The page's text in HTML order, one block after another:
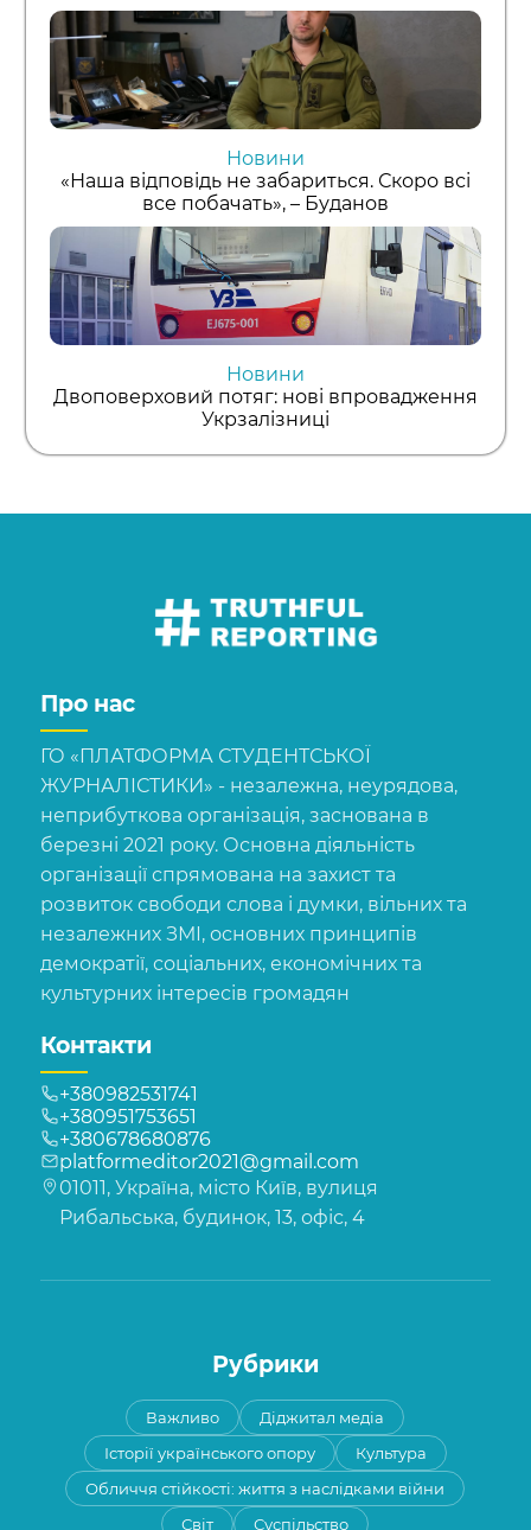
Новини
«Наша відповідь не забариться. Скоро всі
все побачать», – Буданов
Новини
Двоповерховий потяг: нові впровадження
Укрзалізниці
Про нас
ГО «ПЛАТФОРМА СТУДЕНТСЬКОЇ
ЖУРНАЛІСТИКИ» - незалежна, неурядова,
неприбуткова організація, заснована в
березні 2021 року. Основна діяльність
організації спрямована на захист та
розвиток свободи слова і думки, вільних та
незалежних ЗМІ, основних принципів
демократії, соціальних, економічних та
культурних інтересів громадян
Контакти
+380982531741
+380951753651
+380678680876
platformeditor2021@gmail.com
01011, Україна, місто Київ, вулиця
Рибальська, будинок, 13, офіс, 4
Рубрики
Важливо
Діджитал медіа
Історії українського опору
Культура
Обличчя стійкості: життя з наслідками війни
Світ
Суспільство